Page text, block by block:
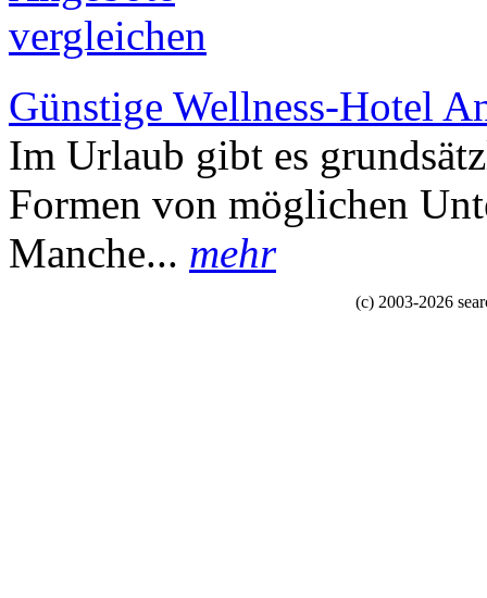
Günstige Wellness-Hotel
Im Urlaub gibt es
Formen von möglichen
Manche... mehr
(c) 2003-2026